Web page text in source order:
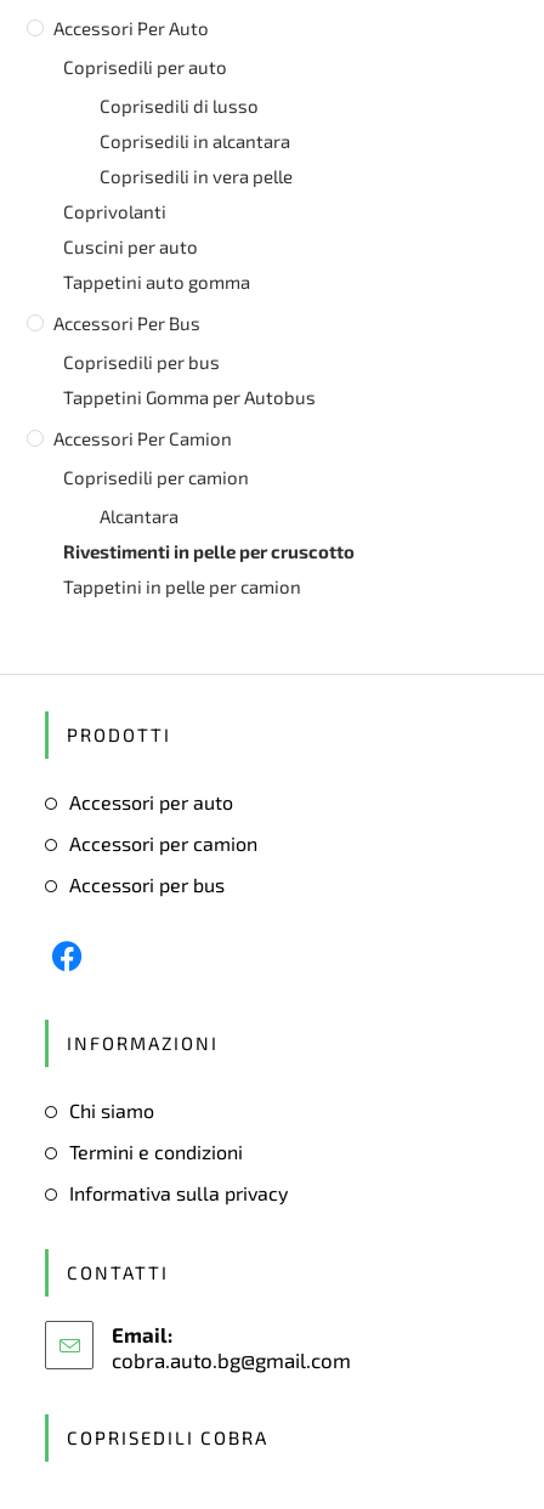
Accessori Per Auto
Coprisedili per auto
Coprisedili di lusso
Coprisedili in alcantara
Coprisedili in vera pelle
Coprivolanti
Cuscini per auto
Tappetini auto gomma
Accessori Per Bus
Coprisedili per bus
Tappetini Gomma per Autobus
Accessori Per Camion
Coprisedili per camion
Alcantara
Rivestimenti in pelle per cruscotto
Tappetini in pelle per camion
PRODOTTI
Accessori per auto
Accessori per camion
Accessori per bus
tab
INFORMAZIONI
Chi siamo
Termini e condizioni
Informativa sulla privacy
CONTATTI
Email:
cobra.auto.bg@gmail.com
COPRISEDILI COBRA